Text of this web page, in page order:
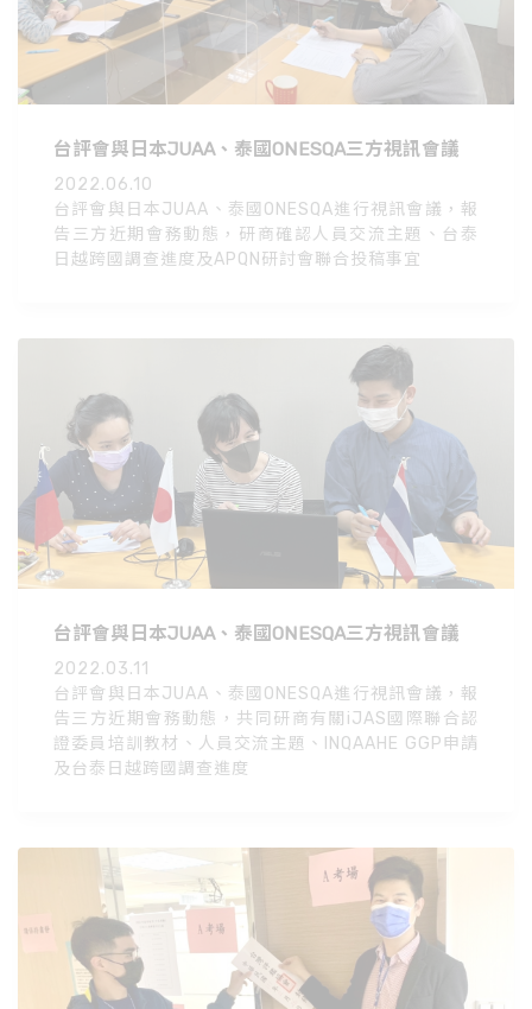
台評會與日本JUAA、泰國ONESQA三方視訊會議
2022.06.10
台評會與日本JUAA、泰國ONESQA進行視訊會議，報
告三方近期會務動態，研商確認人員交流主題、台泰
日越跨國調查進度及APQN研討會聯合投稿事宜
台評會與日本JUAA、泰國ONESQA三方視訊會議
2022.03.11
台評會與日本JUAA、泰國ONESQA進行視訊會議，報
告三方近期會務動態，共同研商有關iJAS國際聯合認
證委員培訓教材、人員交流主題、INQAAHE GGP申請
及台泰日越跨國調查進度